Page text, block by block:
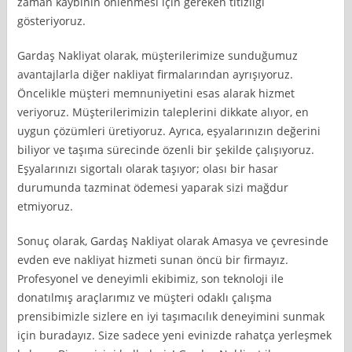
gösteriyoruz.
Gardaş Nakliyat olarak, müşterilerimize sunduğumuz
avantajlarla diğer nakliyat firmalarından ayrışıyoruz.
Öncelikle müşteri memnuniyetini esas alarak hizmet
veriyoruz. Müşterilerimizin taleplerini dikkate alıyor, en
uygun çözümleri üretiyoruz. Ayrıca, eşyalarınızın değerini
biliyor ve taşıma sürecinde özenli bir şekilde çalışıyoruz.
Eşyalarınızı sigortalı olarak taşıyor; olası bir hasar
durumunda tazminat ödemesi yaparak sizi mağdur
etmiyoruz.
Sonuç olarak, Gardaş Nakliyat olarak Amasya ve çevresinde
evden eve nakliyat hizmeti sunan öncü bir firmayız.
Profesyonel ve deneyimli ekibimiz, son teknoloji ile
donatılmış araçlarımız ve müşteri odaklı çalışma
prensibimizle sizlere en iyi taşımacılık deneyimini sunmak
için buradayız. Size sadece yeni evinizde rahatça yerleşmek